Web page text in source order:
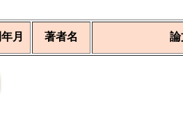
月 著者名 論